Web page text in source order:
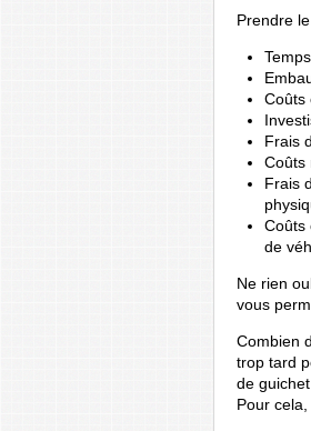
Prendre
Coûts
Frais
Coûts
Frais
Coûts
de
Ne rien
vous
Combien
trop tard
de
Pour